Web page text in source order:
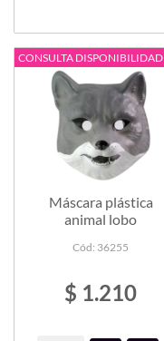
CONSULTA DISPONIBILIDAD
Máscara plástica
animal lobo
Cód: 36255
$ 1.210